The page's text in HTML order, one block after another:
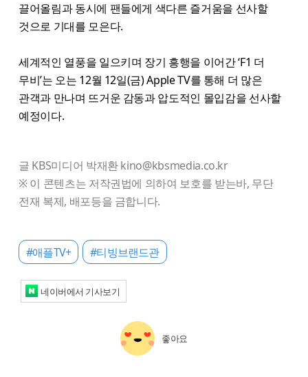
끌어올림과 동시에 팬들에게 색다른 즐거움을 선사할
것으로 기대를 모은다.
세계적인 열풍을 일으키며 장기 흥행을 이어간 ‘F1 더
무비’는 오는 12월 12일(금) Apple TV를 통해 더 많은
관객과 만나며 뜨거운 감동과 압도적인 몰입감을 선사할
예정이다.
글 KBS미디어 박재환 kino@kbsmedia.co.kr
※ 이 콘텐츠는 저작권법에 의하여 보호를 받는바, 무단
전재 복제, 배포등을 금합니다.
#애플TV+ #티빙브랜드관
네이버에서 기사보기
좋아요